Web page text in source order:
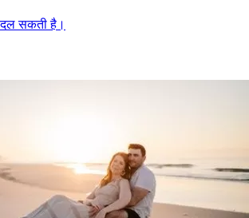
सकती है।